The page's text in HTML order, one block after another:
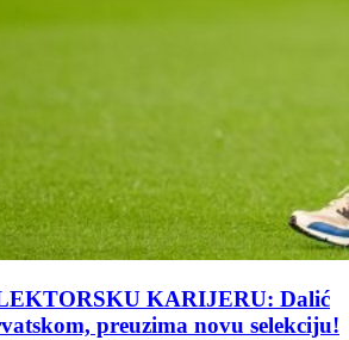
KARIJERU: Dalić
preuzima novu selekciju!